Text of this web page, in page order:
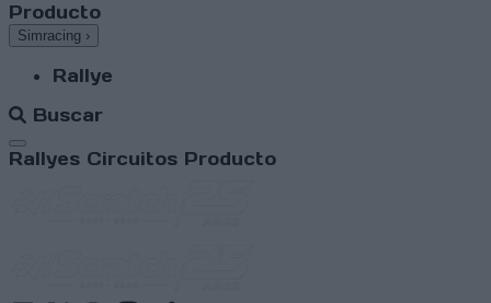
Producto
Simracing ›
Rallye
Buscar
Abrir menú
Rallyes Circuitos Producto